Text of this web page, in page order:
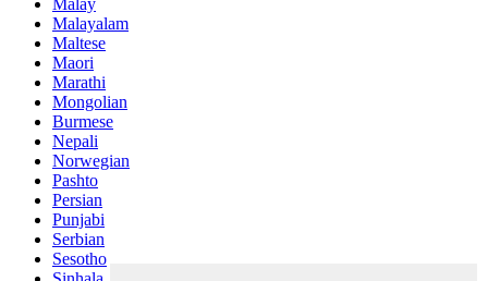
Malay
Malayalam
Maltese
Maori
Marathi
Mongolian
Burmese
Nepali
Norwegian
Pashto
Persian
Punjabi
Serbian
Sesotho